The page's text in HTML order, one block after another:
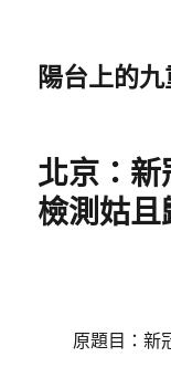
陽台上的
北京：
檢測姑
原題目：新冠